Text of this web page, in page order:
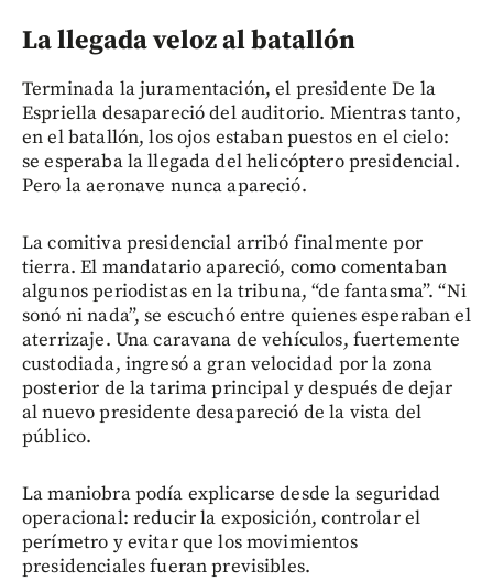
La llegada veloz al batallón
Terminada la juramentación, el presidente De la
Espriella desapareció del auditorio. Mientras tanto,
en el batallón, los ojos estaban puestos en el cielo:
se esperaba la llegada del helicóptero presidencial.
Pero la aeronave nunca apareció.
La comitiva presidencial arribó finalmente por
tierra. El mandatario apareció, como comentaban
algunos periodistas en la tribuna, “de fantasma”. “Ni
sonó ni nada”, se escuchó entre quienes esperaban el
aterrizaje. Una caravana de vehículos, fuertemente
custodiada, ingresó a gran velocidad por la zona
posterior de la tarima principal y después de dejar
al nuevo presidente desapareció de la vista del
público.
La maniobra podía explicarse desde la seguridad
operacional: reducir la exposición, controlar el
perímetro y evitar que los movimientos
presidenciales fueran previsibles.